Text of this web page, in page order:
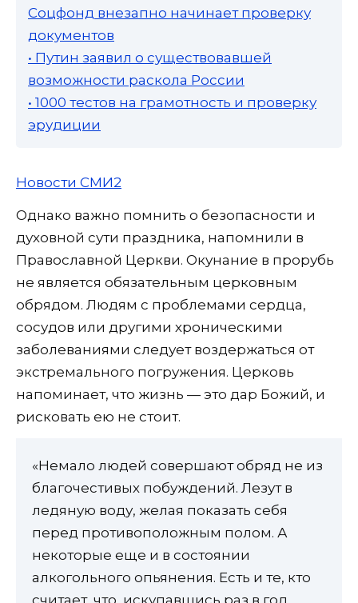
Соцфонд внезапно начинает проверку
документов
• Путин заявил о существовавшей
возможности раскола России
• 1000 тестов на грамотность и проверку
эрудиции
Новости СМИ2
Однако важно помнить о безопасности и
духовной сути праздника, напомнили в
Православной Церкви. Окунание в прорубь
не является обязательным церковным
обрядом. Людям с проблемами сердца,
сосудов или другими хроническими
заболеваниями следует воздержаться от
экстремального погружения. Церковь
напоминает, что жизнь — это дар Божий, и
рисковать ею не стоит.
«Немало людей совершают обряд не из
благочестивых побуждений. Лезут в
ледяную воду, желая показать себя
перед противоположным полом. А
некоторые еще и в состоянии
алкогольного опьянения. Есть и те, кто
считает, что, искупавшись раз в год,